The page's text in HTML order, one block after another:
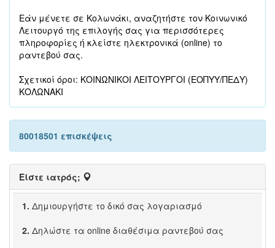
Εάν μένετε σε Κολωνάκι, αναζητήστε τον Κοινωνικό
Λειτουργό της επιλογής σας για περισσότερες
πληροφορίες ή κλείστε ηλεκτρονικά (online) το
ραντεβού σας.
Σχετικοί όροι: ΚΟΙΝΩΝΙΚΟΙ ΛΕΙΤΟΥΡΓΟΙ (ΕΟΠΥΥ/ΠΕΔΥ)
ΚΟΛΩΝΑΚΙ
80018501 επισκέψεις
Είστε ιατρός;
1. Δημιουργήστε το δικό σας λογαριασμό
2. Δηλώστε τα online διαθέσιμα ραντεβού σας